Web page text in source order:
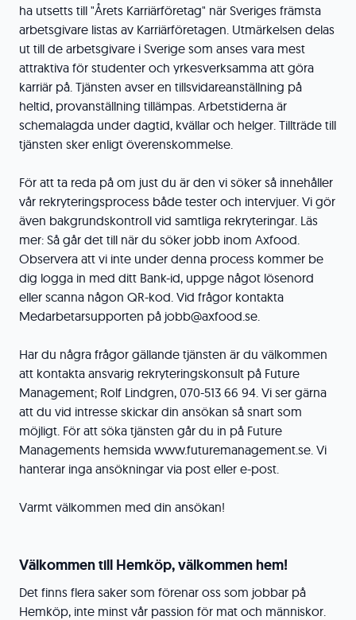
ha utsetts till "Årets Karriärföretag" när Sveriges främsta
arbetsgivare listas av Karriärföretagen. Utmärkelsen delas
ut till de arbetsgivare i Sverige som anses vara mest
attraktiva för studenter och yrkesverksamma att göra
karriär på. Tjänsten avser en tillsvidareanställning på
heltid, provanställning tillämpas. Arbetstiderna är
schemalagda under dagtid, kvällar och helger. Tillträde till
tjänsten sker enligt överenskommelse.
För att ta reda på om just du är den vi söker så innehåller
vår rekryteringsprocess både tester och intervjuer. Vi gör
även bakgrundskontroll vid samtliga rekryteringar. Läs
mer: Så går det till när du söker jobb inom Axfood.
Observera att vi inte under denna process kommer be
dig logga in med ditt Bank-id, uppge något lösenord
eller scanna någon QR-kod. Vid frågor kontakta
Medarbetarsupporten på jobb@axfood.se.
Har du några frågor gällande tjänsten är du välkommen
att kontakta ansvarig rekryteringskonsult på Future
Management; Rolf Lindgren, 070-513 66 94. Vi ser gärna
att du vid intresse skickar din ansökan så snart som
möjligt. För att söka tjänsten går du in på Future
Managements hemsida www.futuremanagement.se. Vi
hanterar inga ansökningar via post eller e-post.
Varmt välkommen med din ansökan!
Välkommen till Hemköp, välkommen hem!
Det finns flera saker som förenar oss som jobbar på
Hemköp, inte minst vår passion för mat och människor.